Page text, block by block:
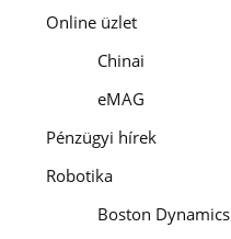
Online üzlet
Chinai
eMAG
Pénzügyi hírek
Robotika
Boston Dynamics